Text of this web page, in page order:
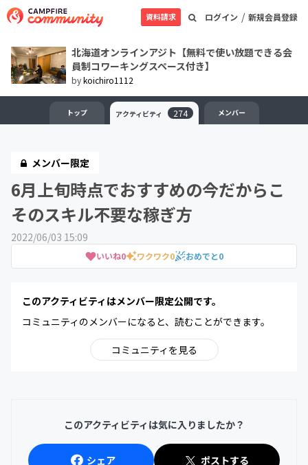
ログイン / 新規会員登録
資料請求
北海道オンラインアジト【無料で使い放題できる会
員制コワーキングスペース付き】
bykoichiro1112
トップ アクティビティ 274 メンバー
メンバー限定
6月上旬時点でおすすめの今だからこ
そのスキル不要な稼ぎ方
2022/06/03 15:09
いいね0 ワクワク0 おめでと0
このアクティビティはメンバー限定公開です。
コミュニティのメンバーになると、読むことができます。
コミュニティを見る
このアクティビティは気に入りましたか？
シェア ポストする